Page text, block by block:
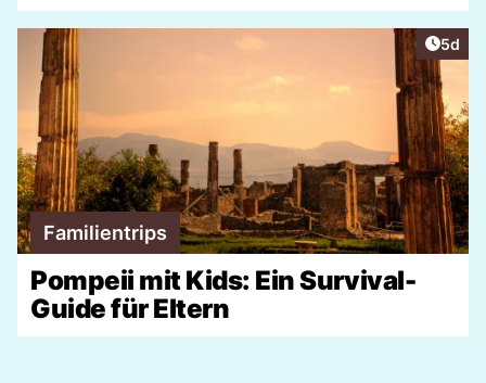
5d
Familientrips
Pompeii mit Kids: Ein Survival-
Guide für Eltern